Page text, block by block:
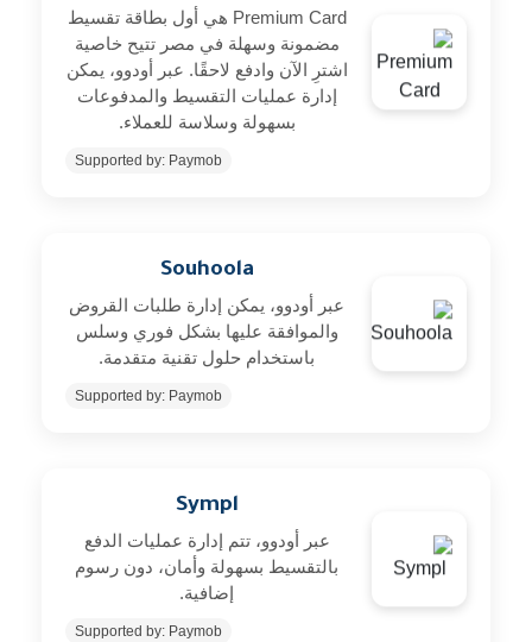
Premium Card هي أول بطاقة تقسيط
مضمونة وسهلة في مصر تتيح خاصية
اشترِ الآن وادفع لاحقًا. عبر أودوو، يمكن
إدارة عمليات التقسيط والمدفوعات
بسهولة وسلاسة للعملاء.
Supported by: Paymob
Souhoola
عبر أودوو، يمكن إدارة طلبات القروض
والموافقة عليها بشكل فوري وسلس
باستخدام حلول تقنية متقدمة.
Supported by: Paymob
Sympl
عبر أودوو، تتم إدارة عمليات الدفع
بالتقسيط بسهولة وأمان، دون رسوم
إضافية.
Supported by: Paymob